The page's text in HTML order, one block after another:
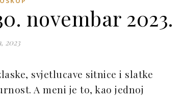
novembar 2023.
2023
svjetlucave sitnice i slatke
A meni je to, kao jednoj